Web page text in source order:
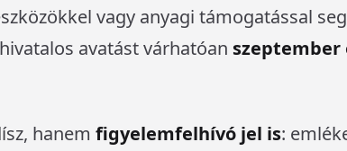
vagy anyagi támogatással
avatást várhatóan szeptember
hanem figyelemfelhívó jel is: